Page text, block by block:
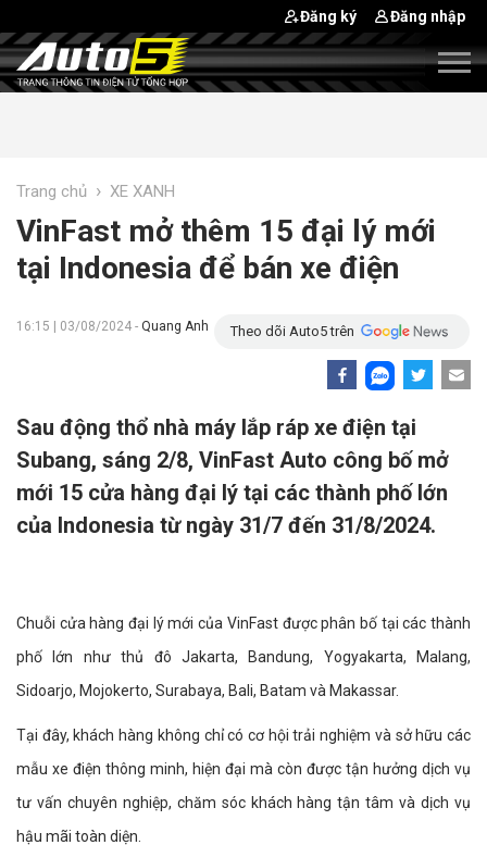
Đăng ký Đăng nhập
Trang chủ › XE XANH
VinFast mở thêm 15 đại lý mới
tại Indonesia để bán xe điện
16:15 | 03/08/2024 - Quang Anh Theo dõi Auto5 trên
Sau động thổ nhà máy lắp ráp xe điện tại
Subang, sáng 2/8, VinFast Auto công bố mở
mới 15 cửa hàng đại lý tại các thành phố lớn
của Indonesia từ ngày 31/7 đến 31/8/2024.
Chuỗi cửa hàng đại lý mới của VinFast được phân bố tại các thành
phố lớn như thủ đô Jakarta, Bandung, Yogyakarta, Malang,
Sidoarjo, Mojokerto, Surabaya, Bali, Batam và Makassar.
Tại đây, khách hàng không chỉ có cơ hội trải nghiệm và sở hữu các
mẫu xe điện thông minh, hiện đại mà còn được tận hưởng dịch vụ
tư vấn chuyên nghiệp, chăm sóc khách hàng tận tâm và dịch vụ
hậu mãi toàn diện.